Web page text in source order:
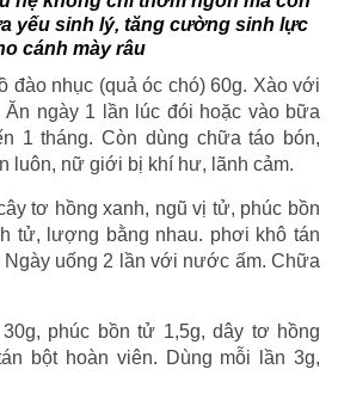
yếu sinh lý, tăng cường sinh lực
cánh mày râu
đào nhục (quả óc chó) 60g. Xào với
ngày 1 lần lúc đói hoặc vào bữa
1 tháng. Còn dùng chữa táo bón,
luôn, nữ giới bị khí hư, lãnh cảm.
tơ hồng xanh, ngũ vị tử, phúc bồn
tử, lượng bằng nhau. phơi khô tán
Ngày uống 2 lần với nước ấm. Chữa
phúc bồn tử 1,5g, dây tơ hồng
bột hoàn viên. Dùng mỗi lần 3g,